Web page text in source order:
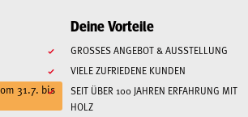
31.7. bis
Deine Vorteile
GROSSES ANGEBOT & AUSSTELLUNG
VIELE ZUFRIEDENE KUNDEN
SEIT ÜBER 100 JAHREN ERFAHRUNG MIT
HOLZ